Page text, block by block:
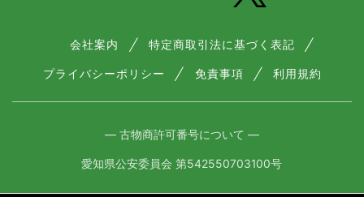
会社案内 特定商取引法に基づく表記
プライバシーポリシー 免責事項 利用規約
― 古物商許可番号について ―
愛知県公安委員会 第542550703100号